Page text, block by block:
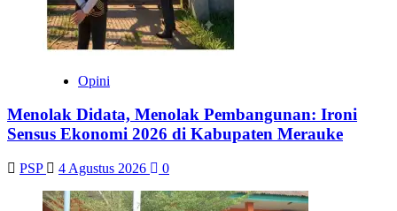
Opini
Menolak Didata, Menolak Pembangunan: Ironi
Sensus Ekonomi 2026 di Kabupaten Merauke
PSP 4 Agustus 2026 0